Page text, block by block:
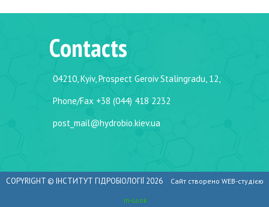
Contacts
04210, Kyiv, Prospect Geroiv Stalingradu, 12,
Phone/Fax +38 (044) 418 2232
post_mail@hydrobio.kiev.ua
COPYRIGHT © ІНСТИТУТ ГІДРОБІОЛОГІЇ2026 Сайт створено WEB-студією
In-Look